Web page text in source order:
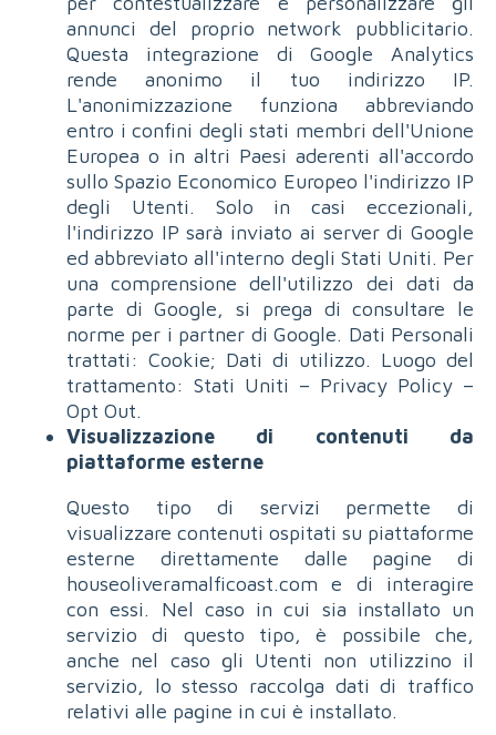
annunci del proprio network pubblicitario.
Questa integrazione di Google Analytics
rende anonimo il tuo indirizzo IP.
L'anonimizzazione funziona abbreviando
entro i confini degli stati membri dell'Unione
Europea o in altri Paesi aderenti all'accordo
sullo Spazio Economico Europeo l'indirizzo IP
degli Utenti. Solo in casi eccezionali,
l'indirizzo IP sarà inviato ai server di Google
ed abbreviato all'interno degli Stati Uniti. Per
una comprensione dell'utilizzo dei dati da
parte di Google, si prega di consultare le
norme per i partner di Google. Dati Personali
trattati: Cookie; Dati di utilizzo. Luogo del
trattamento: Stati Uniti – Privacy Policy –
Opt Out.
Visualizzazione di contenuti da
piattaforme esterne
Questo tipo di servizi permette di
visualizzare contenuti ospitati su piattaforme
esterne direttamente dalle pagine di
houseoliveramalficoast.com e di interagire
con essi. Nel caso in cui sia installato un
servizio di questo tipo, è possibile che,
anche nel caso gli Utenti non utilizzino il
servizio, lo stesso raccolga dati di traffico
relativi alle pagine in cui è installato.